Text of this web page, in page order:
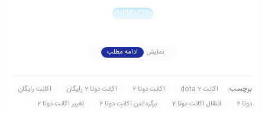
۰۹۱۲۱۳۰۳۱۷۰
نمایش ادامه مطلب
برچسب: اکانت dota 2 اکانت دوتا 2 اکانت دوتا 2 رايگان
اکانت رايگان
دوتا 2
انتقال اکانت دوتا 2 برگرداندن اکانت دوتا 2
تغيير اکانت دوتا 2